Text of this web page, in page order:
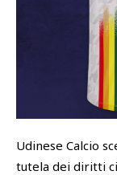
Udinese Calcio
tutela dei diritti